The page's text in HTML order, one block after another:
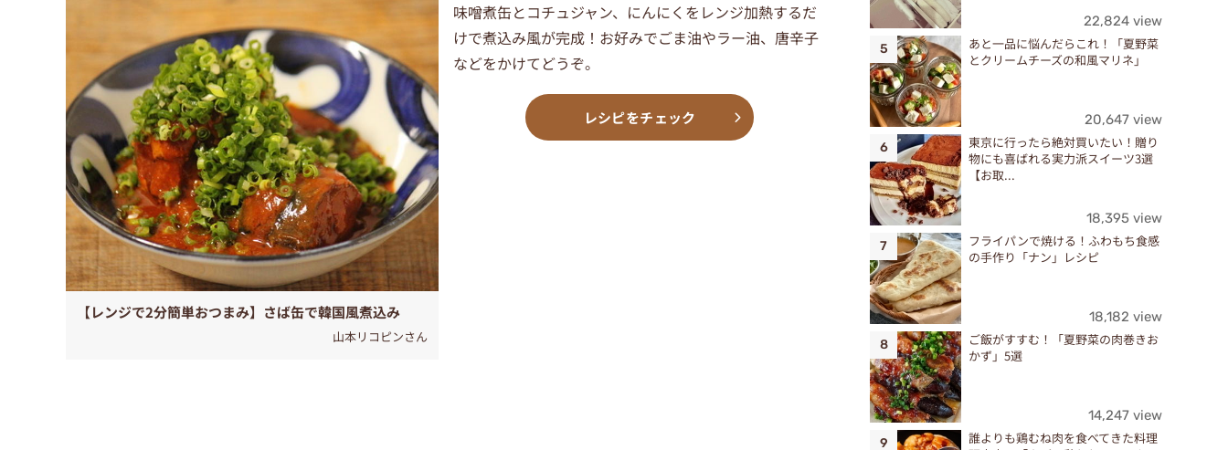
【レンジで2分簡単おつまみ】さば缶で韓国風煮込み
山本リコピンさん
味噌煮缶とコチュジャン、にんにくをレンジ加熱するだ
けで煮込み風が完成！お好みでごま油やラー油、唐辛子
などをかけてどうぞ。
レシピをチェック
22,824 view
あと一品に悩んだらこれ！「夏野菜
とクリームチーズの和風マリネ」
20,647 view
東京に行ったら絶対買いたい！贈り
物にも喜ばれる実力派スイーツ3選
【お取...
18,395 view
フライパンで焼ける！ふわもち食感
の手作り「ナン」レシピ
18,182 view
ご飯がすすむ！「夏野菜の肉巻きお
かず」5選
14,247 view
誰よりも鶏むね肉を食べてきた料理